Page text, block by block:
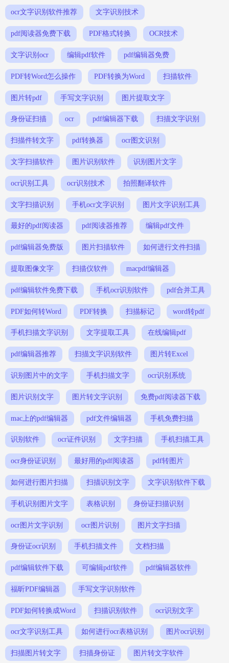
ocr文字识别软件推荐 文字识别技术
pdf阅读器免费下载 PDF格式转换 OCR技术
文字识别ocr 编辑pdf软件 pdf编辑器免费
PDF转Word怎么操作 PDF转换为Word 扫描软件
图片转pdf 手写文字识别 图片提取文字
身份证扫描 ocr pdf编辑器下载 扫描文字识别
扫描件转文字 pdf转换器 ocr图文识别
文字扫描软件 图片识别软件 识别图片文字
ocr识别工具 ocr识别技术 拍照翻译软件
文字扫描识别 手机ocr文字识别 图片文字识别工具
最好的pdf阅读器 pdf阅读器推荐 编辑pdf文件
pdf编辑器免费版 图片扫描软件 如何进行文件扫描
提取图像文字 扫描仪软件 macpdf编辑器
pdf编辑软件免费下载 手机ocr识别软件 pdf合并工具
PDF如何转Word PDF转换 扫描标记 word转pdf
手机扫描文字识别 文字提取工具 在线编辑pdf
pdf编辑器推荐 扫描文字识别软件 图片转Excel
识别图片中的文字 手机扫描文字 ocr识别系统
图片识别文字 图片转文字识别 免费pdf阅读器下载
mac上的pdf编辑器 pdf文件编辑器 手机免费扫描
识别软件 ocr证件识别 文字扫描 手机扫描工具
ocr身份证识别 最好用的pdf阅读器 pdf转图片
如何进行图片扫描 扫描识别文字 文字识别软件下载
手机识别图片文字 表格识别 身份证扫描识别
ocr图片文字识别 ocr图片识别 图片文字扫描
身份证ocr识别 手机扫描文件 文档扫描
pdf编辑软件下载 可编辑pdf软件 pdf编辑器软件
福昕PDF编辑器 手写文字识别软件
PDF如何转换成Word 扫描识别软件 ocr识别文字
ocr文字识别工具 如何进行ocr表格识别 图片ocr识别
扫描图片转文字 扫描身份证 图片转文字软件